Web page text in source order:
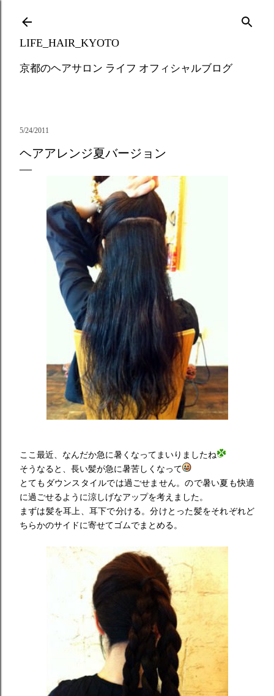
LIFE_HAIR_KYOTO
京都のヘアサロン ライフ オフィシャルブログ
5/24/2011
ヘアアレンジ夏バージョン
ここ最近、なんだか急に暑くなってまいりましたね
そうなると、長い髪が急に暑苦しくなって
とてもダウンスタイルでは過ごせません。ので暑い夏も快適
に過ごせるように涼しげなアップを考えました。
まずは髪を耳上、耳下で分ける。分けとった髪をそれぞれど
ちらかのサイドに寄せてゴムでまとめる。